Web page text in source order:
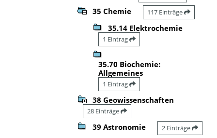
35 Chemie 117 Einträge
35.14 Elektrochemie
1 Eintrag
35.70 Biochemie:
Allgemeines
1 Eintrag
38 Geowissenschaften
28 Einträge
39 Astronomie 2 Einträge